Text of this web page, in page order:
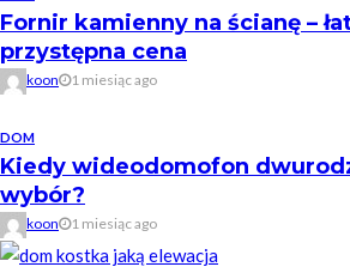
Fornir kamienny na ścianę –
przystępna cena
koon 1 miesiąc ago
DOM
Kiedy wideodomofon
wybór?
koon 1 miesiąc ago